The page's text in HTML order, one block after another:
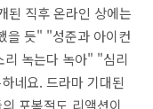
된 직후 온라인 상에는
을 듯" "성준과 아이컨
녹는다 녹아" "심리
네요. 드라마 기대된
포복절도 리액션이